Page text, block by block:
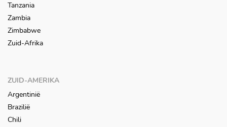
Tanzania
Zambia
Zimbabwe
Zuid-Afrika
ZUID-AMERIKA
Argentinië
Brazilië
Chili